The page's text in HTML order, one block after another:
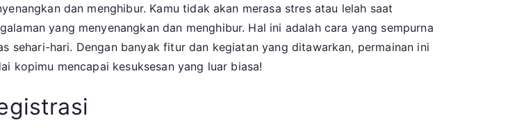
dan menghibur. Kamu tidak akan merasa stres atau lelah saat
yang menyenangkan dan menghibur. Hal ini adalah cara yang sempurna
sehari-hari. Dengan banyak fitur dan kegiatan yang ditawarkan, permainan ini
kopimu mencapai kesuksesan yang luar biasa!